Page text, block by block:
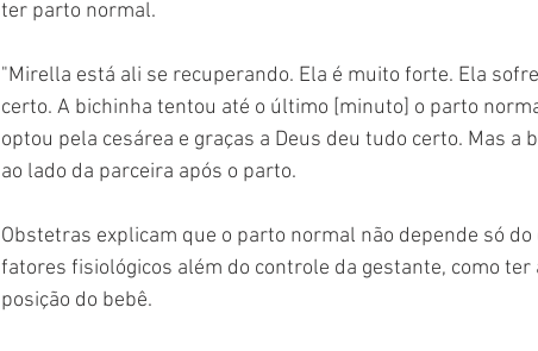
ter parto normal.
"Mirella está ali se recuperando. Ela é muito forte. Ela
certo. A bichinha tentou até o último [minuto] o parto
optou pela cesárea e graças a Deus deu tudo certo. Mas a
ao lado da parceira após o parto.
Obstetras explicam que o parto normal não depende só
fatores fisiológicos além do controle da gestante, como ter
posição do bebê.